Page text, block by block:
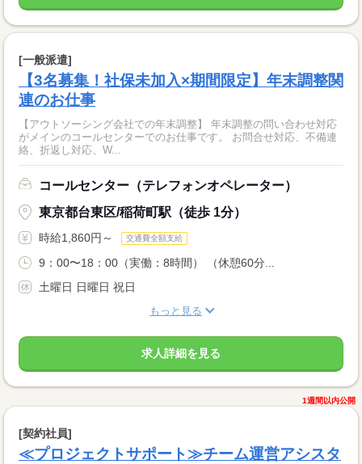
[一般派遣]
【3名募集！社保未加入×期間限定】年末調整関
連のお仕事
【アウトソーシング会社での年末調整】 年末調整の問い合わせ対応
がメインのコールセンターでのお仕事です。 お問合せ対応、不備連
絡、折返し対応、W...
コールセンター（テレフォンオペレーター）
東京都台東区/稲荷町駅（徒歩 1分）
時給1,860円～ 交通費全額支給
9：00〜18：00（実働：8時間） （休憩60分...
土曜日 日曜日 祝日
もっと見る
求人詳細を見る
1週間以内公開
[契約社員]
≪プロジェクトサポート≫チーム運営アシスタ